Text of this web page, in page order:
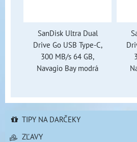
SanDisk Ultra Dual
Drive Go USB Type-C,
300 MB/s 64 GB,
Navagio Bay modrá
TIPY NA DARČEKY
ZĽAVY